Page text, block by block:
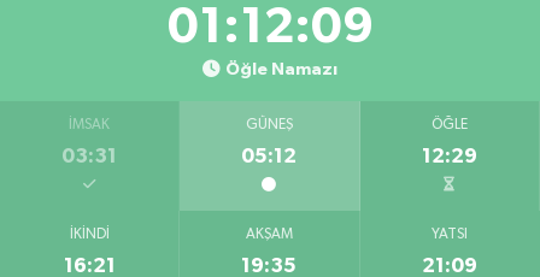
01:12:08
Öğle Namazı
İMSAK
03:31
GÜNEŞ
05:12
ÖĞLE
12:29
İKINDI
16:21
AKŞAM
19:35
YATSI
21:09